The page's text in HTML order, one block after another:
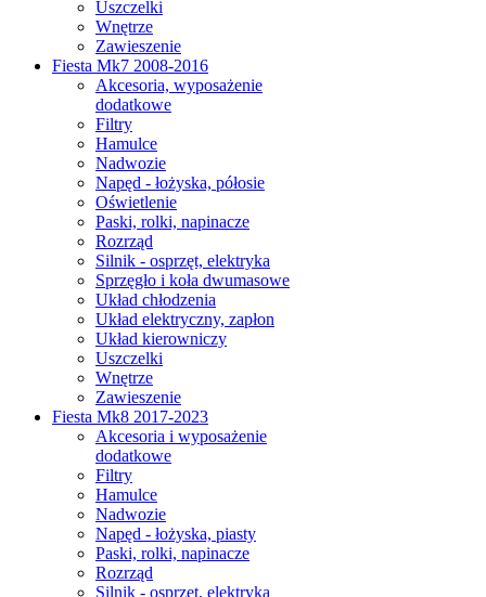
Uszczelki
Wnętrze
Zawieszenie
Fiesta Mk7 2008-2016
Akcesoria, wyposażenie
dodatkowe
Filtry
Hamulce
Nadwozie
Napęd - łożyska, półosie
Oświetlenie
Paski, rolki, napinacze
Rozrząd
Silnik - osprzęt, elektryka
Sprzęgło i koła dwumasowe
Układ chłodzenia
Układ elektryczny, zapłon
Układ kierowniczy
Uszczelki
Wnętrze
Zawieszenie
Fiesta Mk8 2017-2023
Akcesoria i wyposażenie
dodatkowe
Filtry
Hamulce
Nadwozie
Napęd - łożyska, piasty
Paski, rolki, napinacze
Rozrząd
Silnik - osprzęt, elektryka